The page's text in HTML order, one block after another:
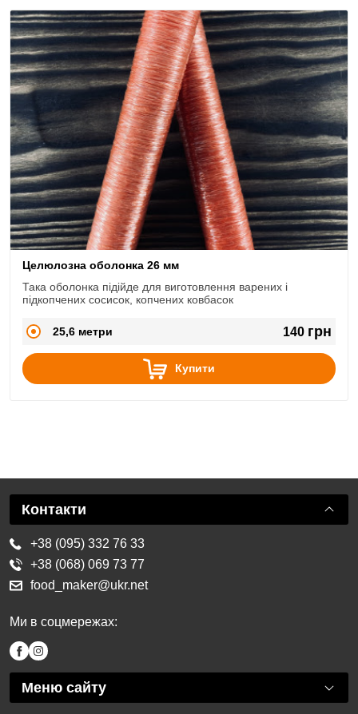
Целюлозна оболонка 26 мм
Така оболонка підійде для виготовлення варених і
підкопчених сосисок, копчених ковбасок
25,6 метри 140 грн
Купити
Меню сайту
Контакти
+38 (095) 332 76 33
+38 (068) 069 73 77
food_maker@ukr.net
Ми в соцмережах: